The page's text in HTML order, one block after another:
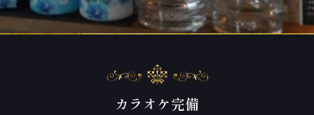
カラオケ完備